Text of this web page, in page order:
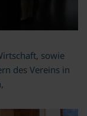
sowie
des Vereins in